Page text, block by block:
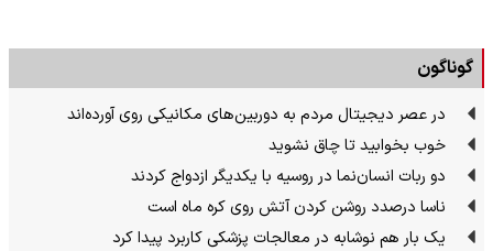
گوناگون
در عصر دیجیتال مردم به دوربین‌های مکانیکی روی آورده‌اند
خوب بخوابید تا چاق نشوید
دو ربات انسان‌نما در روسیه با یکدیگر ازدواج کردند
ناسا درصدد روشن کردن آتش روی کره ماه است
یک بار هم نوشابه در معالجات پزشکی کاربرد پیدا کرد